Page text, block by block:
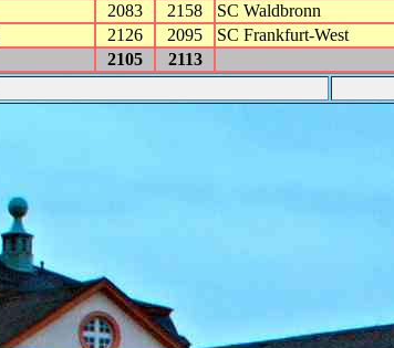
2083 2158 SC Waldbronn
2126 2095 SC Frankfurt-West
2105
2113